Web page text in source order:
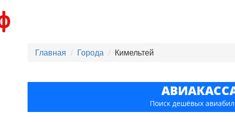
Главная Города Кимельтей
Поиск дешёвых